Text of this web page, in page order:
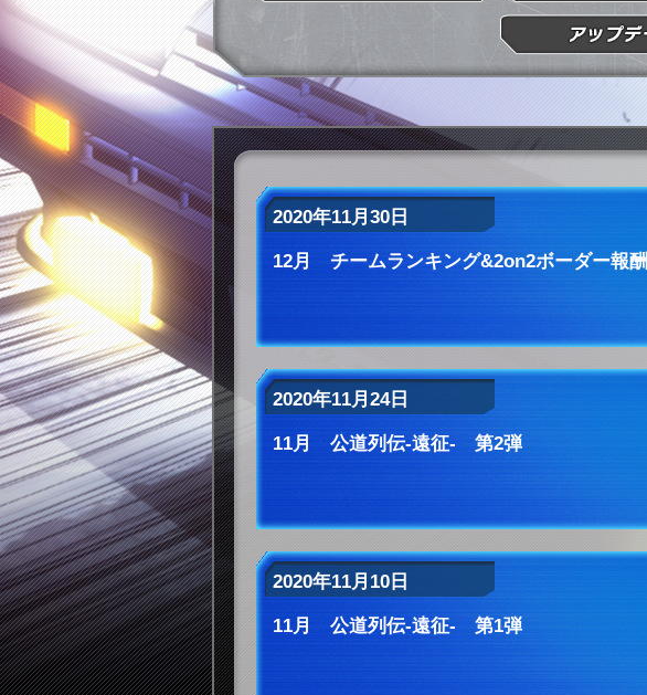
2020年11月30日
12月 チームランキング&2on2ボーダー報酬
2020年11月24日
11月 公道列伝-遠征- 第2弾
2020年11月10日
11月 公道列伝-遠征- 第1弾